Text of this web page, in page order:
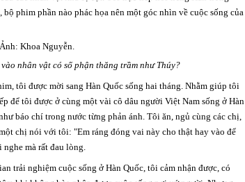
phim phần nào phác họa nên một góc nhìn về cuộc sống của
Khoa Nguyễn.
nhân vật có số phận thăng trầm như Thúy?
tôi được mời sang Hàn Quốc sống hai tháng. Nhằm giúp tôi
để tôi được ở cùng một vài cô dâu người Việt Nam sống ở Hàn
báo chí trong nước từng phản ánh. Tôi ăn, ngủ cùng các chị,
chị nói với tôi: "Em ráng đóng vai này cho thật hay vào để
mà rất đau lòng.
trải nghiệm cuộc sống ở Hàn Quốc, tôi cảm nhận được, có